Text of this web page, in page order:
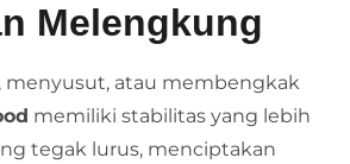
Melengkung
menyusut, atau membengkak
memiliki stabilitas yang lebih
tegak lurus, menciptakan